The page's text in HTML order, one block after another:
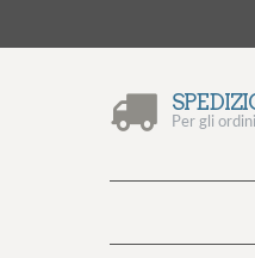
a
i
l
a
a
i
l
o
Per gli